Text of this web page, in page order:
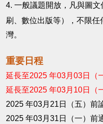
4. 一般議題開放，凡與圖
刷、 數位出版等），不限任
灣。
重要日程
延長至2025 年03月 03日（
延長至2025 年03月 10日（
2025 年03月 21 日（五）前
2025 年03月 31 日（一）前